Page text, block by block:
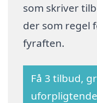
som skriver
der som regel
fyraften.
Få 3 tilbud,
uforpligtende